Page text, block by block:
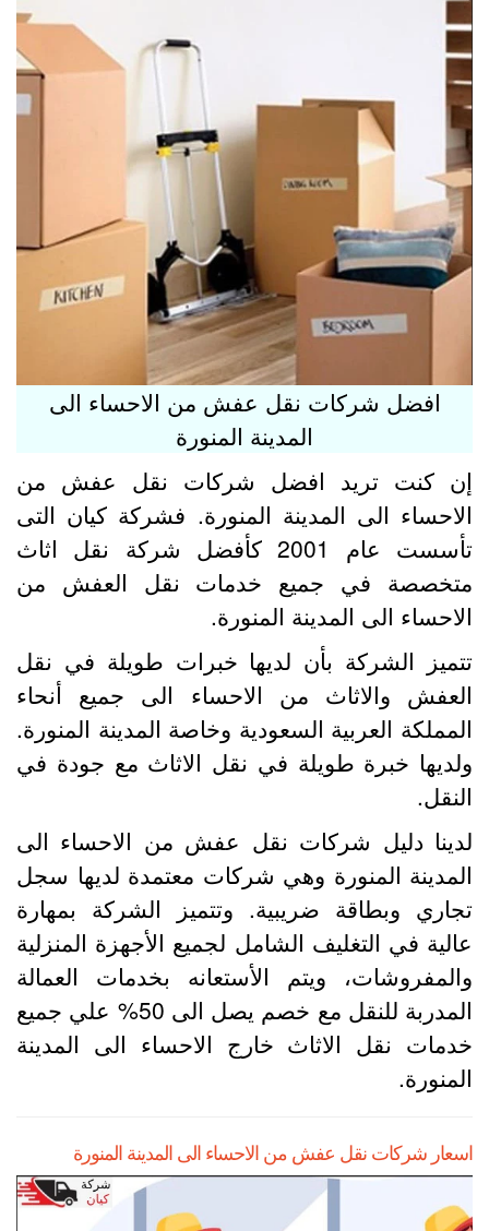
افضل شركات نقل عفش من الاحساء الى
المدينة المنورة
كنت تريد افضل شركات نقل عفش من
الى المدينة المنورة. فشركة كيان التى
تأسست عام 2001 كأفضل شركة نقل اثاث
في جميع خدمات نقل العفش من
الى المدينة المنورة.
الشركة بأن لديها خبرات طويلة في نقل
والاثاث من الاحساء الى جميع أنحاء
العربية السعودية وخاصة المدينة المنورة.
خبرة طويلة في نقل الاثاث مع جودة في
دليل شركات نقل عفش من الاحساء الى
المنورة وهي شركات معتمدة لديها سجل
وبطاقة ضريبية. وتتميز الشركة بمهارة
في التغليف الشامل لجميع الأجهزة المنزلية
ويتم الأستعانه بخدمات العمالة
المدربة للنقل مع خصم يصل الى 50% علي جميع
نقل الاثاث خارج الاحساء الى المدينة
شركات نقل عفش من الاحساء الى المدينة المنورة